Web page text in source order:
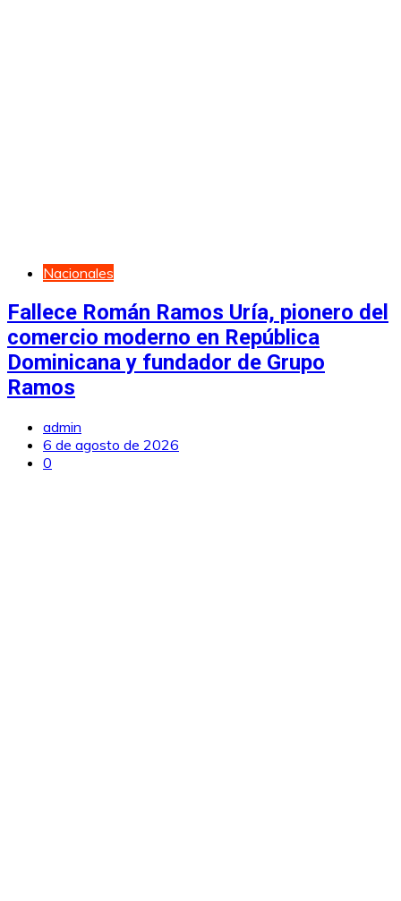
Nacionales
Fallece Román Ramos Uría, pionero del
comercio moderno en República
Dominicana y fundador de Grupo
Ramos
admin
6 de agosto de 2026
0